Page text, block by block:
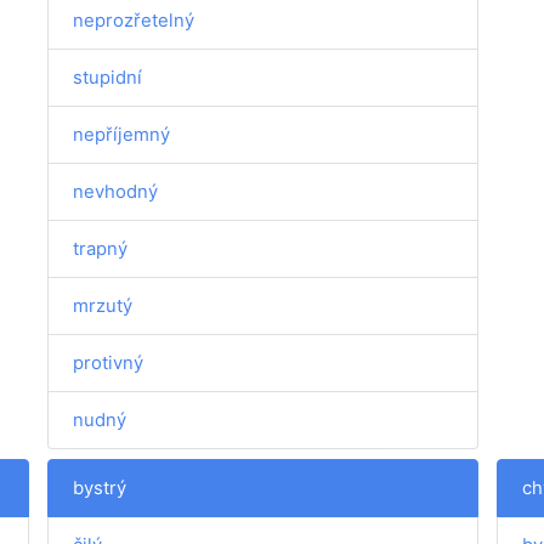
neprozřetelný
stupidní
nepříjemný
nevhodný
trapný
mrzutý
protivný
nudný
bystrý